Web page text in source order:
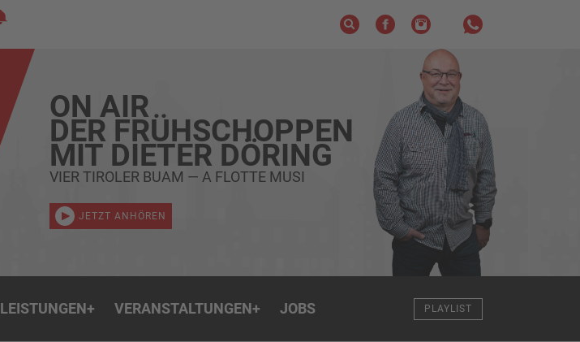
ON AIR
DER FRÜHSCHOPPEN
MIT DIETER DÖRING
VIER TIROLER BUAM — A FLOTTE MUSI
JETZT ANHÖREN
LEISTUNGEN+ VERANSTALTUNGEN+ JOBS PLAYLIST